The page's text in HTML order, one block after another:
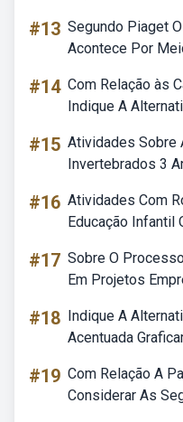
#13 Segundo Piaget
Acontece Por
#14 Com Relação às
Indique A
#15 Atividades Sobre
Invertebrados 3
#16 Atividades Com
Educação Infantil
#17 Sobre O
Em Projetos
#18 Indique A
Acentuada
#19 Com Relação A
Considerar As